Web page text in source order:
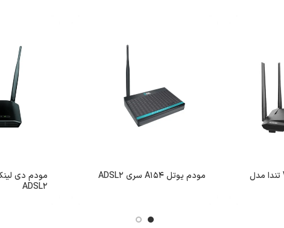
مودم روتر VDSL/ADSL تندا مدل
مودم یوتل A154 سری ADSL2
ADSL2